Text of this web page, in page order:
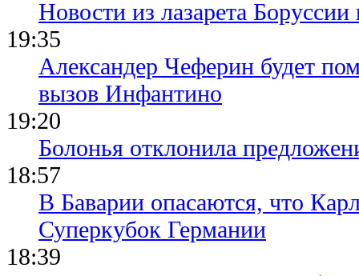
Новости из лазарета
19:35
Александер Чеферин будет
вызов Инфантино
19:20
Болонья отклонила
18:57
В Баварии опасаются, что
Суперкубок Германии
18:39